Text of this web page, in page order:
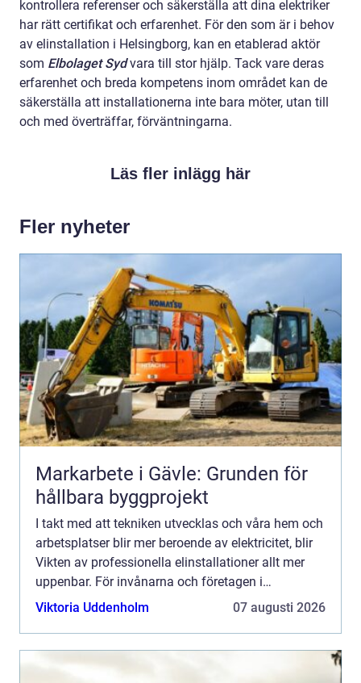
kontrollera referenser och säkerställa att dina elektriker
har rätt certifikat och erfarenhet. För den som är i behov
av elinstallation i Helsingborg, kan en etablerad aktör
som Elbolaget Syd vara till stor hjälp. Tack vare deras
erfarenhet och breda kompetens inom området kan de
säkerställa att installationerna inte bara möter, utan till
och med överträffar, förväntningarna.
Läs fler inlägg här
Fler nyheter
Markarbete i Gävle: Grunden för
hållbara byggprojekt
I takt med att tekniken utvecklas och våra hem och
arbetsplatser blir mer beroende av elektricitet, blir
Vikten av professionella elinstallationer allt mer
uppenbar. För invånarna och företagen i
Helsingborg är det viktigt ...
Viktoria Uddenholm 07 augusti 2026